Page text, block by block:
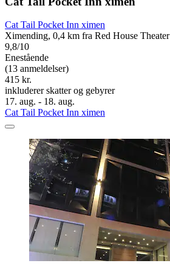
Cat Tail Pocket Inn ximen
Ximending, 0,4 km fra Red House Theater
9,8/10
Enestående
(13 anmeldelser)
415 kr.
inkluderer skatter og gebyrer
17. aug. - 18. aug.
Cat Tail Pocket Inn ximen